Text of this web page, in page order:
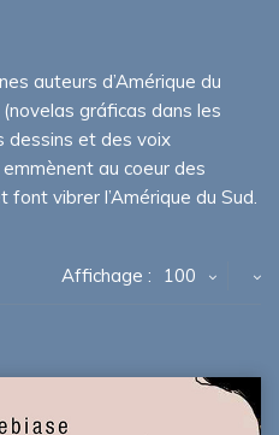
auteurs d’Amérique du
gráficas dans les
dessins et des voix
au coeur des
vibrer l’Amérique du Sud.
Affichage : 100